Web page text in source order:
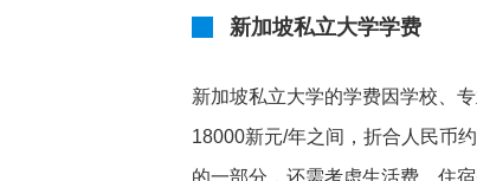
新加坡私立大学学费
新加坡私立大学的学费因学校、
18000新元/年之间，折合人民币
的一部分，还需考虑生活费、住宿